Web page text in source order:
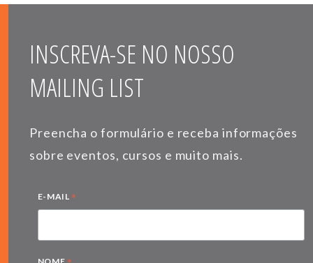
INSCREVA-SE NO NOSSO
MAILING LIST
Preencha o formulário e receba informações
sobre eventos, cursos e muito mais.
E-MAIL *